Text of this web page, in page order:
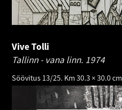
Vive Tolli
Tallinn - vana linn. 1974
Söövitus 13/25. Km 30.3 × 30.0 cm